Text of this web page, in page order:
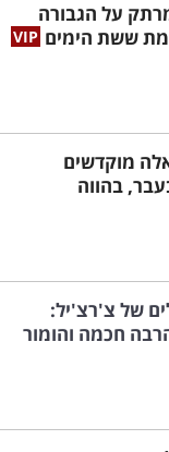
על הגבורה
ששת הימים
מוקדשים
בהווה
של צ'רצ'יל:
חכמה והומור